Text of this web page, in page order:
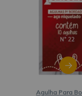
Agulha Para